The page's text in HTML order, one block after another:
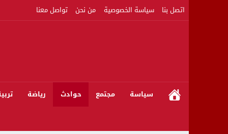
اتصل بنا سياسة الخصوصية من نحن تواصل معنا
سياسة مجتمع حوادث رياضة